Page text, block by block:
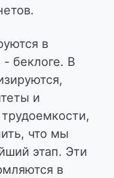
в
беклоге. В
и
что мы
этап. Эти
в